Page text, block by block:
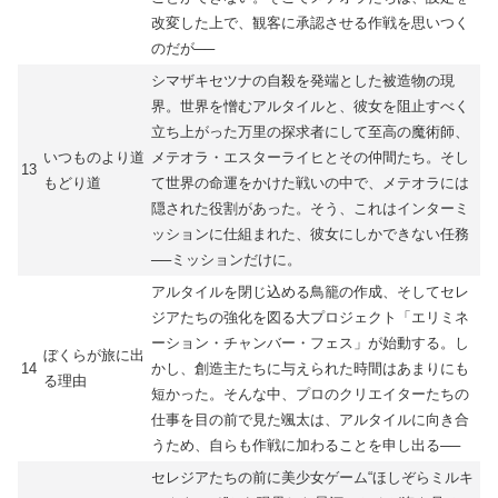
改変した上で、観客に承認させる作戦を思いつく
のだが──
13
いつものより道
もどり道
シマザキセツナの自殺を発端とした被造物の現
界。世界を憎むアルタイルと、彼女を阻止すべく
立ち上がった万里の探求者にして至高の魔術師、
メテオラ・エスターライヒとその仲間たち。そし
て世界の命運をかけた戦いの中で、メテオラには
隠された役割があった。そう、これはインターミ
ッションに仕組まれた、彼女にしかできない任務
──ミッションだけに。
14
ぼくらが旅に出
る理由
アルタイルを閉じ込める鳥籠の作成、そしてセレ
ジアたちの強化を図る大プロジェクト「エリミネ
ーション・チャンバー・フェス」が始動する。し
かし、創造主たちに与えられた時間はあまりにも
短かった。そんな中、プロのクリエイターたちの
仕事を目の前で見た颯太は、アルタイルに向き合
うため、自らも作戦に加わることを申し出る──
セレジアたちの前に美少女ゲーム“ほしぞらミルキ